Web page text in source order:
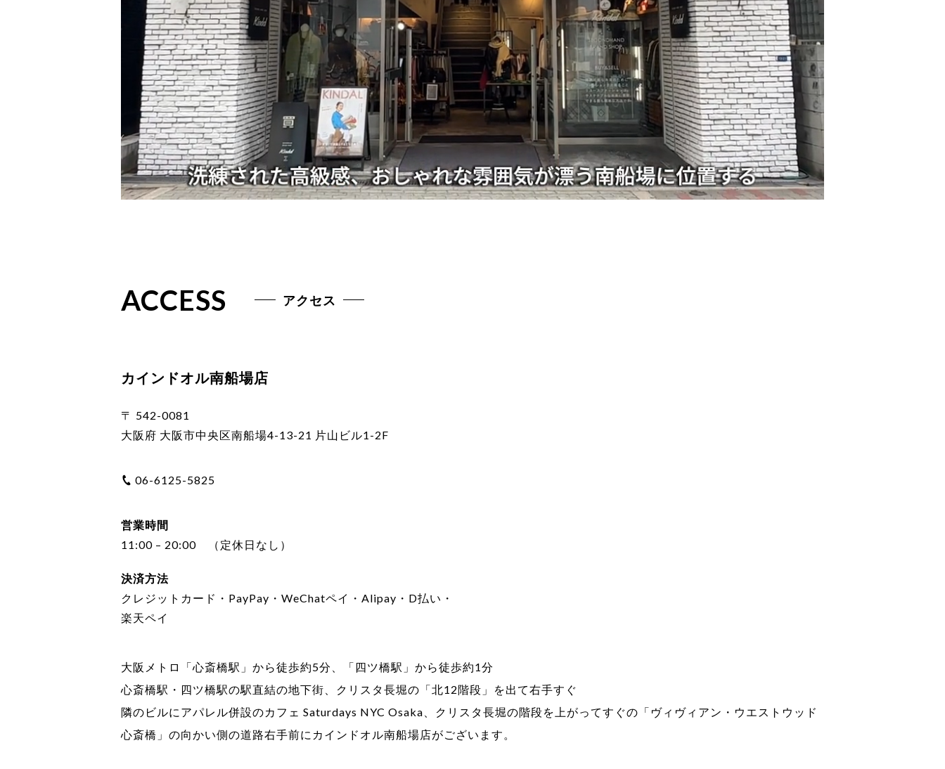
ACCESS アクセス
カインドオル南船場店
〒 542-0081
大阪府 大阪市中央区南船場4-13-21 片山ビル1-2F
06-6125-5825
営業時間
11:00 – 20:00 （定休日なし）
決済方法
クレジットカード・PayPay・WeChatペイ・Alipay・D払い・
楽天ペイ
大阪メトロ「心斎橋駅」から徒歩約5分、「四ツ橋駅」から徒歩約1分
心斎橋駅・四ツ橋駅の駅直結の地下街、クリスタ長堀の「北12階段」を出て右手すぐ
隣のビルにアパレル併設のカフェ Saturdays NYC Osaka、クリスタ長堀の階段を上がってすぐの「ヴィヴィアン・ウエストウッド
心斎橋」の向かい側の道路右手前にカインドオル南船場店がございます。